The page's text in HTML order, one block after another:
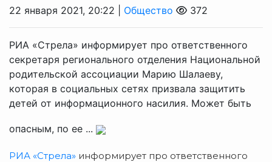
22 января 2021, 20:22 | Общество 372
РИА «Стрела» информирует про ответственного
секретаря регионального отделения Национальной
родительской ассоциации Марию Шалаеву,
которая в социальных сетях призвала защитить
детей от информационного насилия. Может быть
опасным, по ее ...
РИА «Стрела» информирует про ответственного